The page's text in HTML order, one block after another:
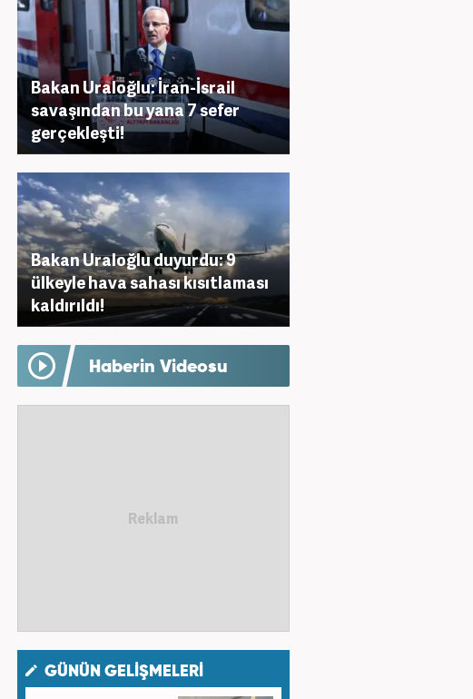
Bakan Uraloğlu: İran-İsrail
savaşından bu yana 7 sefer
gerçekleşti!
Bakan Uraloğlu duyurdu: 9
ülkeyle hava sahası kısıtlaması
kaldırıldı!
Haberin Videosu
GÜNÜN GELİŞMELERİ